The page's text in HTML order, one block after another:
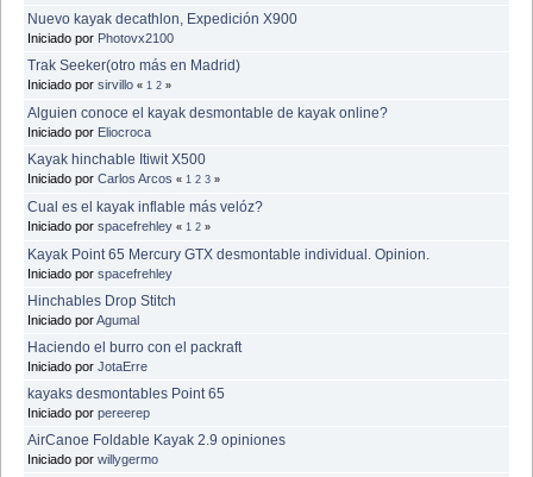
Nuevo kayak decathlon, Expedición X900
Iniciado por Photovx2100
Trak Seeker(otro más en Madrid)
Iniciado por sirvillo « 1 2 »
Alguien conoce el kayak desmontable de kayak online?
Iniciado por Eliocroca
Kayak hinchable Itiwit X500
Iniciado por Carlos Arcos « 1 2 3 »
Cual es el kayak inflable más velóz?
Iniciado por spacefrehley « 1 2 »
Kayak Point 65 Mercury GTX desmontable individual. Opinion.
Iniciado por spacefrehley
Hinchables Drop Stitch
Iniciado porAgumal
Haciendo el burro con el packraft
Iniciado por JotaErre
kayaks desmontables Point 65
Iniciado por pereerep
AirCanoe Foldable Kayak 2.9 opiniones
Iniciado por willygermo